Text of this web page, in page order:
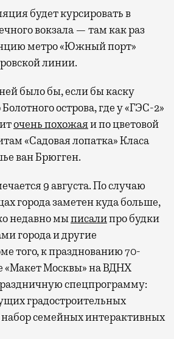
будет курсировать в
вокзала — там как раз
метро «Южный порт»
линии.
было бы, если бы каску
острова, где у «ГЭС-2»
очень похожаяи по цветовой
«Садовая лопатка» Класа
ван Брюгген.
9 августа. По случаю
города заметен куда больше,
недавно мыписалипро будки
города и другие
того, к празднованию 70-
«Макет Москвы» на ВДНХ
спецпрограмму:
градостроительных
семейных интерактивных